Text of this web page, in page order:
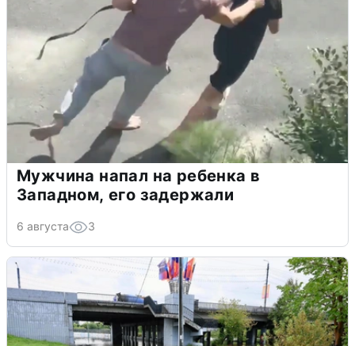
Мужчина напал на ребенка в
Западном, его задержали
6 августа 3